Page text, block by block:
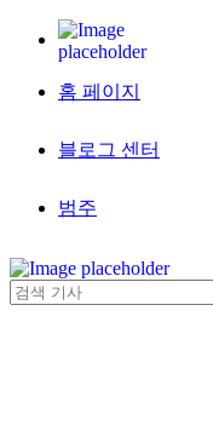
홈 페이지
블로그 센터
범주